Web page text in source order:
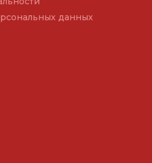
данных